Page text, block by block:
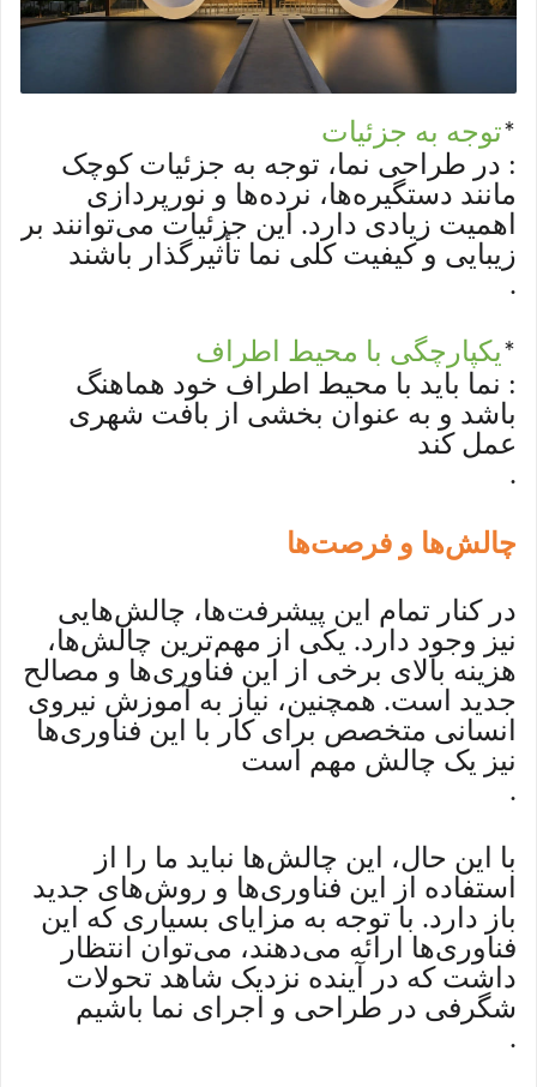
*توجه به جزئیات
: در طراحی نما، توجه به جزئیات کوچک
مانند دستگیره‌ها، نرده‌ها و نورپردازی
اهمیت زیادی دارد. این جزئیات می‌توانند بر
زیبایی و کیفیت کلی نما تأثیرگذار باشند
.
*یکپارچگی با محیط اطراف
: نما باید با محیط اطراف خود هماهنگ
باشد و به عنوان بخشی از بافت شهری
عمل کند
.
چالش‌ها و فرصت‌ها
در کنار تمام این پیشرفت‌ها، چالش‌هایی
نیز وجود دارد. یکی از مهم‌ترین چالش‌ها،
هزینه بالای برخی از این فناوری‌ها و مصالح
جدید است. همچنین، نیاز به آموزش نیروی
انسانی متخصص برای کار با این فناوری‌ها
نیز یک چالش مهم است
.
با این حال، این چالش‌ها نباید ما را از
استفاده از این فناوری‌ها و روش‌های جدید
باز دارد. با توجه به مزایای بسیاری که این
فناوری‌ها ارائه می‌دهند، می‌توان انتظار
داشت که در آینده نزدیک شاهد تحولات
شگرفی در طراحی و اجرای نما باشیم
.